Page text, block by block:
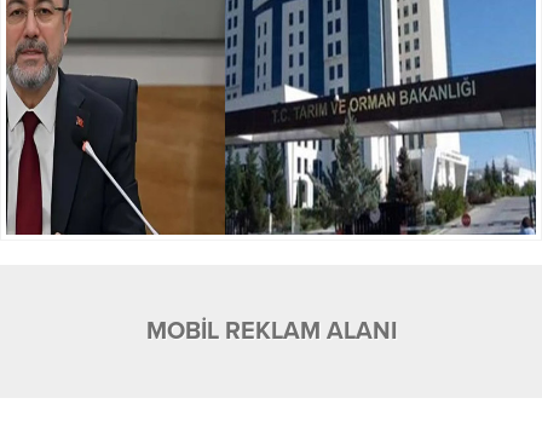
MOBİL REKLAM ALANI